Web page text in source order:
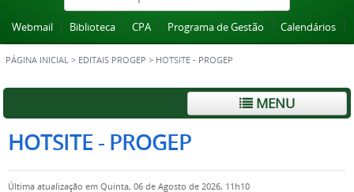
Webmail Biblioteca CPA Programa de Gestão Calendários
PÁGINA INICIAL > EDITAIS PROGEP > HOTSITE - PROGEP
MENU
HOTSITE - PROGEP
Última atualização em Quinta, 06 de Agosto de 2026, 11h10